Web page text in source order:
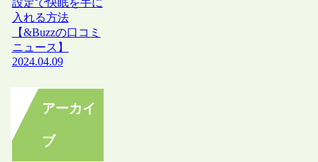
設定で快眠を手に
入れる方法
【&Buzzの口コミ
ニュース】
2024.04.09
アーカイ
ブ